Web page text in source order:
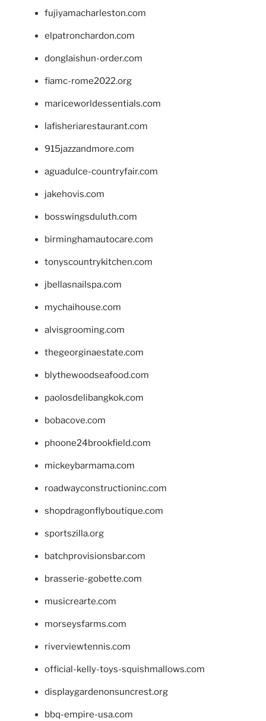
fujiyamacharleston.com
elpatronchardon.com
donglaishun-order.com
fiamc-rome2022.org
mariceworldessentials.com
lafisheriarestaurant.com
915jazzandmore.com
aguadulce-countryfair.com
jakehovis.com
bosswingsduluth.com
birminghamautocare.com
tonyscountrykitchen.com
jbellasnailspa.com
mychaihouse.com
alvisgrooming.com
thegeorginaestate.com
blythewoodseafood.com
paolosdelibangkok.com
bobacove.com
phoone24brookfield.com
mickeybarmama.com
roadwayconstructioninc.com
shopdragonflyboutique.com
sportszilla.org
batchprovisionsbar.com
brasserie-gobette.com
musicrearte.com
morseysfarms.com
riverviewtennis.com
official-kelly-toys-squishmallows.com
displaygardenonsuncrest.org
bbq-empire-usa.com